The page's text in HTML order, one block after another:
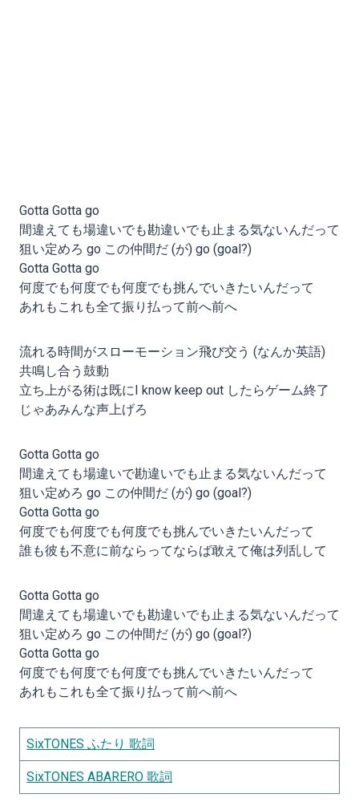
Gotta Gotta go
間違えても場違いでも勘違いでも止まる気ないんだって
狙い定めろ go この仲間だ (が) go (goal?)
Gotta Gotta go
何度でも何度でも何度でも挑んでいきたいんだって
あれもこれも全て振り払って前へ前へ
流れる時間がスローモーション飛び交う (なんか英語)
共鳴し合う鼓動
立ち上がる術は既にI know keep out したらゲーム終了
じゃあみんな声上げろ
Gotta Gotta go
間違えても場違いで勘違いでも止まる気ないんだって
狙い定めろ go この仲間だ (が) go (goal?)
Gotta Gotta go
何度でも何度でも何度でも挑んでいきたいんだって
誰も彼も不意に前ならってならば敢えて俺は列乱して
Gotta Gotta go
間違えても場違いでも勘違いでも止まる気ないんだって
狙い定めろ go この仲間だ (が) go (goal?)
Gotta Gotta go
何度でも何度でも何度でも挑んでいきたいんだって
あれもこれも全て振り払って前へ前へ
SixTONES ふたり 歌詞
SixTONES ABARERO 歌詞